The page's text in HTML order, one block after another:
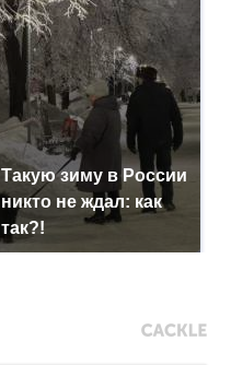
Такую зиму в России
никто не ждал: как
так?!